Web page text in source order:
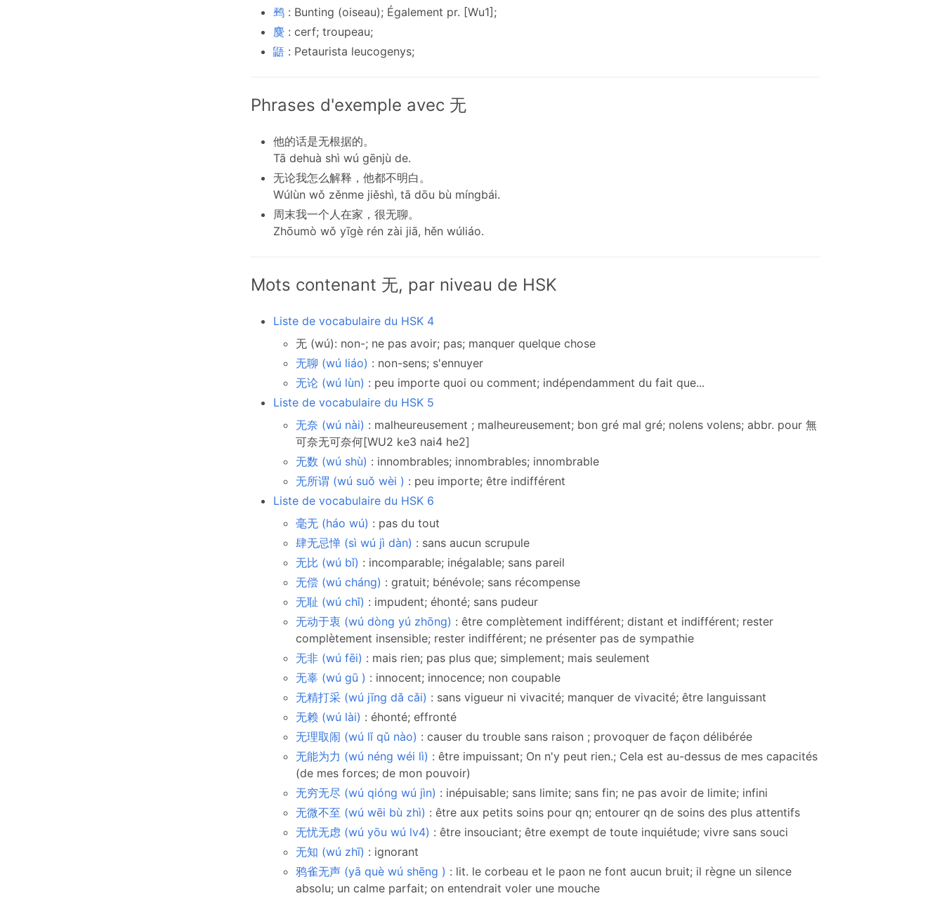
鹀 : Bunting (oiseau); Également pr. [Wu1];
麌 : cerf; troupeau;
鼯 : Petaurista leucogenys;
Phrases d'exemple avec 无
他的话是无根据的。
Tā dehuà shì wú gēnjù de.
无论我怎么解释，他都不明白。
Wúlùn wǒ zěnme jiěshì, tā dōu bù míngbái.
周末我一个人在家，很无聊。
Zhōumò wǒ yīgè rén zài jiā, hěn wúliáo.
Mots contenant 无, par niveau de HSK
Liste de vocabulaire du HSK 4
无 (wú): non-; ne pas avoir; pas; manquer quelque chose
无聊 (wú liáo) : non-sens; s'ennuyer
无论 (wú lùn) : peu importe quoi ou comment; indépendamment du fait que...
Liste de vocabulaire du HSK 5
无奈 (wú nài) : malheureusement ; malheureusement; bon gré mal gré; nolens volens; abbr. pour 無
可奈无可奈何[WU2 ke3 nai4 he2]
无数 (wú shù) : innombrables; innombrables; innombrable
无所谓 (wú suǒ wèi ) : peu importe; être indifférent
Liste de vocabulaire du HSK 6
毫无 (háo wú) : pas du tout
肆无忌惮 (sì wú jì dàn) : sans aucun scrupule
无比 (wú bǐ) : incomparable; inégalable; sans pareil
无偿 (wú cháng) : gratuit; bénévole; sans récompense
无耻 (wú chǐ) : impudent; éhonté; sans pudeur
无动于衷 (wú dòng yú zhōng) : être complètement indifférent; distant et indifférent; rester
complètement insensible; rester indifférent; ne présenter pas de sympathie
无非 (wú fēi) : mais rien; pas plus que; simplement; mais seulement
无辜 (wú gū ) : innocent; innocence; non coupable
无精打采 (wú jīng dǎ cǎi) : sans vigueur ni vivacité; manquer de vivacité; être languissant
无赖 (wú lài) : éhonté; effronté
无理取闹 (wú lǐ qǔ nào) : causer du trouble sans raison ; provoquer de façon délibérée
无能为力 (wú néng wéi lì) : être impuissant; On n'y peut rien.; Cela est au-dessus de mes capacités
(de mes forces; de mon pouvoir)
无穷无尽 (wú qióng wú jìn) : inépuisable; sans limite; sans fin; ne pas avoir de limite; infini
无微不至 (wú wēi bù zhì) : être aux petits soins pour qn; entourer qn de soins des plus attentifs
无忧无虑 (wú yōu wú lv4) : être insouciant; être exempt de toute inquiétude; vivre sans souci
无知 (wú zhī) : ignorant
鸦雀无声 (yā què wú shēng ) : lit. le corbeau et le paon ne font aucun bruit; il règne un silence
absolu; un calme parfait; on entendrait voler une mouche